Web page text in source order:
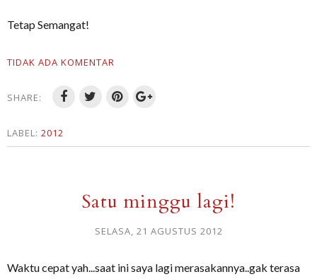
Tetap Semangat!
TIDAK ADA KOMENTAR
SHARE:
LABEL: 2012
Satu minggu lagi!
SELASA, 21 AGUSTUS 2012
Waktu cepat yah...saat ini saya lagi merasakannya..gak terasa